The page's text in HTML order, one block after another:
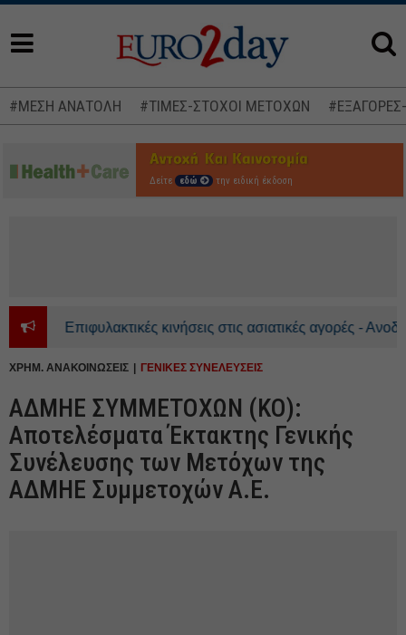
#ΜΕΣΗ ΑΝΑΤΟΛΗ #ΤΙΜΕΣ-ΣΤΟΧΟΙ ΜΕΤΟΧΩΝ
Δείτε εδώ την ειδική έκδοση
Επιφυλακτικές κινήσεις στις ασιατικές αγορές -
ΧΡΗΜ. ΑΝΑΚΟΙΝΩΣΕΙΣ ΓΕΝΙΚΕΣ ΣΥΝΕΛΕΥΣΕΙΣ
ΑΔΜΗΕ ΣΥΜΜΕΤΟΧΩΝ (KO):
Αποτελέσματα Έκτακτης Γενικής
Συνέλευσης των Μετόχων της
ΑΔΜΗΕ Συμμετοχών Α.Ε.